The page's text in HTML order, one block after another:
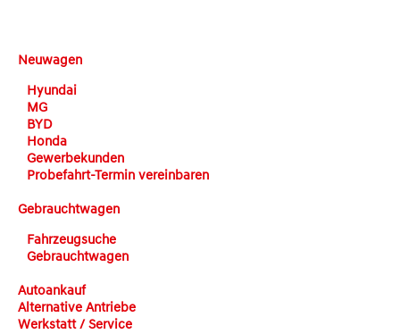
Neuwagen
Hyundai
MG
BYD
Honda
Gewerbekunden
Probefahrt-Termin vereinbaren
Gebrauchtwagen
Fahrzeugsuche
Gebrauchtwagen
Autoankauf
Alternative Antriebe
Werkstatt / Service